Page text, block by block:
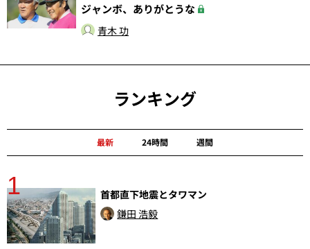
ジャンボ、ありがとうな
青木 功
ランキング
最新 24時間 週間
1
首都直下地震とタワマン
鎌田 浩毅